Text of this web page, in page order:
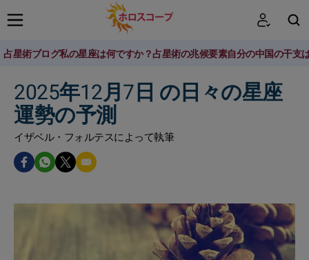
占星術ブログ私の星座は何ですか？占星術の兆候要素自分の中国の干支
2025年12月7日 の日々の星座
運勢の予測
イザベル・フォルテスによって執筆